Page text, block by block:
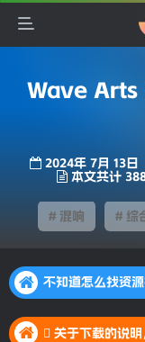
Wave
2024年 7月 13日
本文共计
# 混响 # 综
不知道怎么找资
不知道怎么找资
 关于下载的说
 关于下载的说明